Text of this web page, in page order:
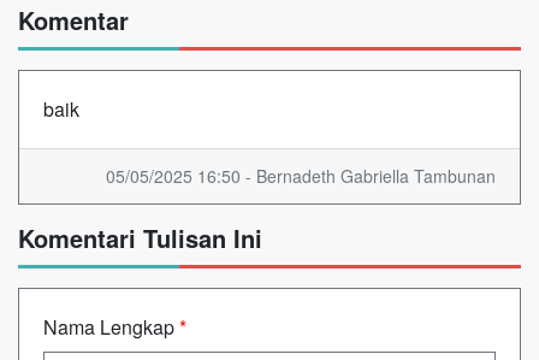
Komentar
baik
05/05/2025 16:50 - Bernadeth Gabriella Tambunan
Komentari Tulisan Ini
Nama Lengkap*